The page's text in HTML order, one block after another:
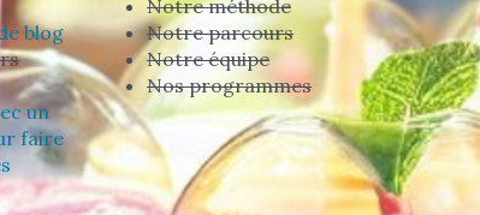
blog
un
faire
Notre méthode
Notre parcours
Notre équipe
Nos programmes